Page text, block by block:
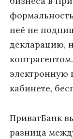
неё не
декларацию,
электронную
кабинете,
ПриватБанк
разница